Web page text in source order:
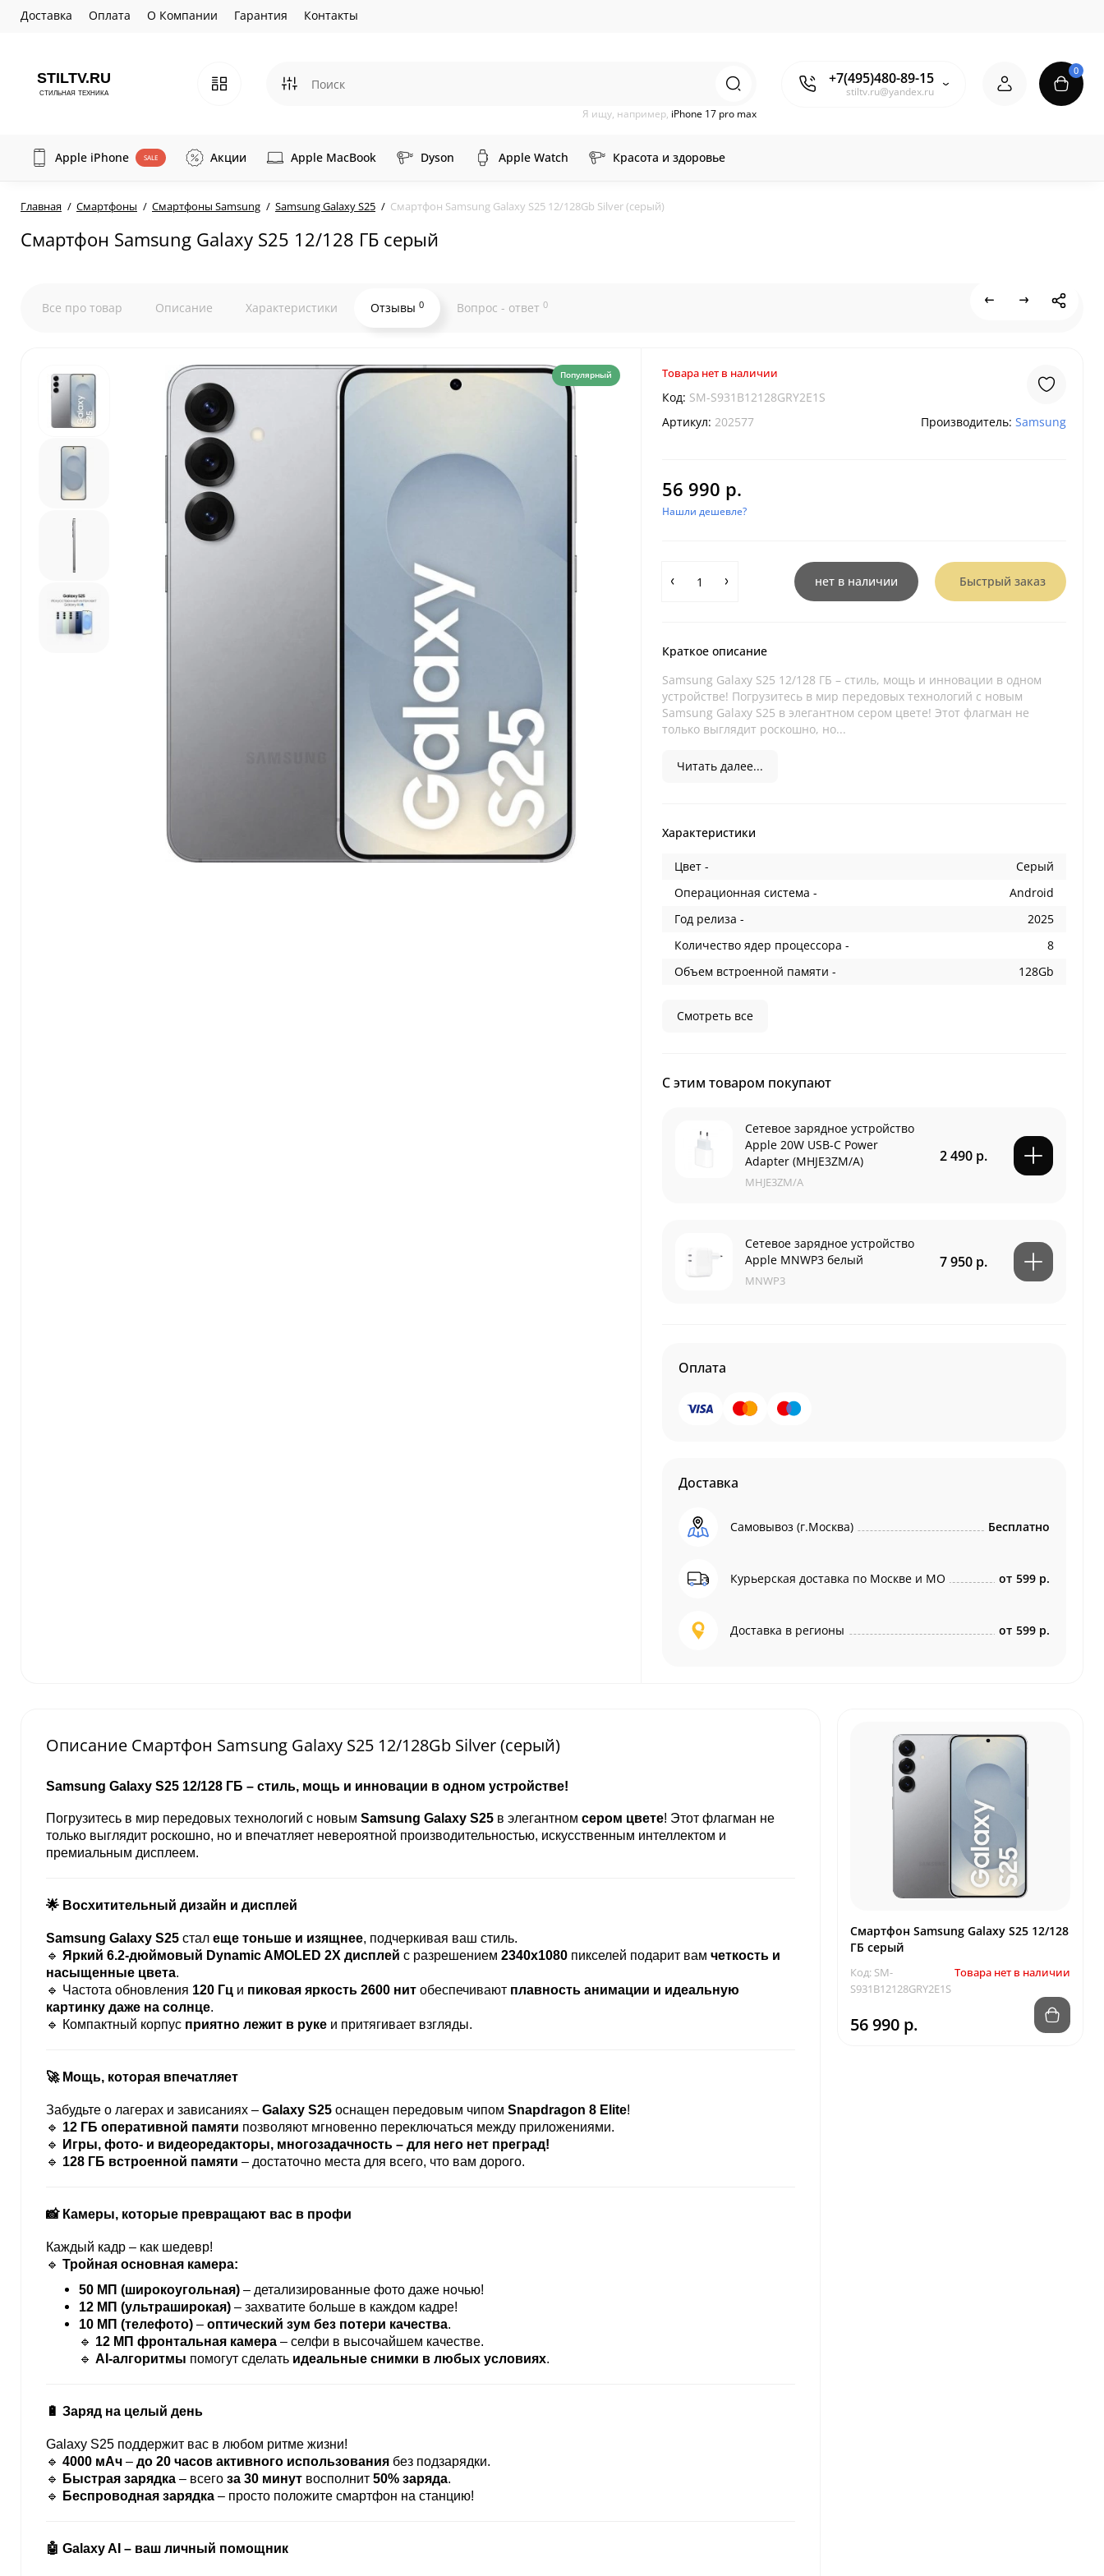
Доставка Оплата О Компании Гарантия Контакты
+7(495)480-89-15
stiltv.ru@yandex.ru
Я ищу, например, iPhone 17 pro max
0
Apple iPhone SALE Акции Apple MacBook Dyson Apple Watch Красота и здоровье
Главная Смартфоны Смартфоны Samsung Samsung Galaxy S25 Смартфон Samsung Galaxy S25 12/128Gb Silver (серый)
Смартфон Samsung Galaxy S25 12/128 ГБ серый
Все про товар Описание Характеристики Отзывы 0 Вопрос - ответ 0
Популярный Товара нет в наличии
Код: SM-S931B12128GRY2E1S
Артикул: 202577 Производитель: Samsung
56 990 р.
Нашли дешевле?
нет в наличии Быстрый заказ
Краткое описание
Samsung Galaxy S25 12/128 ГБ – стиль, мощь и инновации в одном
устройстве! Погрузитесь в мир передовых технологий с новым
Samsung Galaxy S25 в элегантном сером цвете! Этот флагман не
только выглядит роскошно, но...
Читать далее...
Характеристики
Цвет -
Cерый
Операционная система -
Android
Год релиза -
2025
Количество ядер процессора -
8
Объем встроенной памяти -
128Gb
Смотреть все
С этим товаром покупают
Сетевое зарядное устройство
Apple 20W USB-C Power
Adapter (MHJE3ZM/A)
MHJE3ZM/A
2 490 р.
Сетевое зарядное устройство
Apple MNWP3 белый
MNWP3
7 950 р.
Оплата
Доставка
Самовывоз (г.Москва) Бесплатно
Курьерская доставка по Москве и МО от 599 р.
Доставка в регионы от 599 р.
Описание Смартфон Samsung Galaxy S25 12/128Gb Silver (серый)
Samsung Galaxy S25 12/128 ГБ – стиль, мощь и инновации в одном устройстве!
Погрузитесь в мир передовых технологий с новым Samsung Galaxy S25 в элегантном сером цвете! Этот флагман не
только выглядит роскошно, но и впечатляет невероятной производительностью, искусственным интеллектом и
премиальным дисплеем.
🌟 Восхитительный дизайн и дисплей
Samsung Galaxy S25 стал еще тоньше и изящнее, подчеркивая ваш стиль.
🔹 Яркий 6.2-дюймовый Dynamic AMOLED 2X дисплей с разрешением 2340x1080 пикселей подарит вам четкость и
насыщенные цвета.
🔹 Частота обновления 120 Гц и пиковая яркость 2600 нит обеспечивают плавность анимации и идеальную
картинку даже на солнце.
🔹 Компактный корпус приятно лежит в руке и притягивает взгляды.
🚀 Мощь, которая впечатляет
Забудьте о лагерах и зависаниях – Galaxy S25 оснащен передовым чипом Snapdragon 8 Elite!
🔹 12 ГБ оперативной памяти позволяют мгновенно переключаться между приложениями.
🔹
Игры, фото- и видеоредакторы, многозадачность – для него нет преград!
🔹 128 ГБ встроенной памяти – достаточно места для всего, что вам дорого.
📸 Камеры, которые превращают вас в профи
Каждый кадр – как шедевр!
🔹 Тройная основная камера:
50 МП (широкоугольная) – детализированные фото даже ночью!
12 МП (ультраширокая) – захватите больше в каждом кадре!
10 МП (телефото) – оптический зум без потери качества.
🔹 12 МП фронтальная камера – селфи в высочайшем качестве.
🔹 AI-алгоритмы помогут сделать идеальные снимки в любых условиях.
🔋 Заряд на целый день
Galaxy S25 поддержит вас в любом ритме жизни!
🔹 4000 мАч – до 20 часов активного использования без подзарядки.
🔹
Быстрая зарядка – всего за 30 минут восполнит 50% заряда.
🔹
Беспроводная зарядка – просто положите смартфон на станцию!
🤖 Galaxy AI – ваш личный помощник
Смартфон Samsung Galaxy S25 12/128
ГБ серый
Код: SM-
S931B12128GRY2E1S
Товара нет в наличии
56 990 р.